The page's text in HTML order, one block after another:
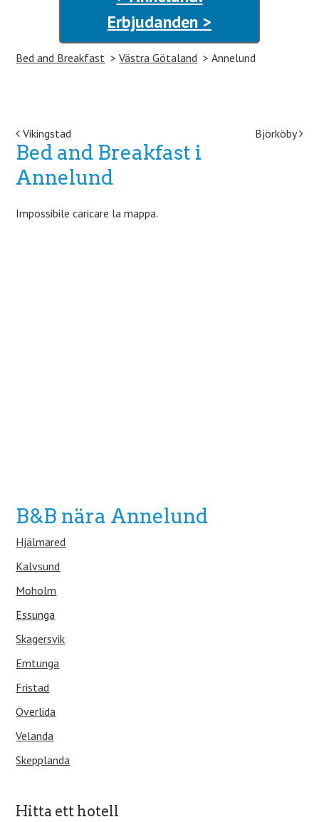
Erbjudanden >
Bed and Breakfast Västra Götaland Annelund
Post navigation
Vikingstad Björköby
Bed and Breakfast i
Annelund
Impossibile caricare la mappa.
B&B nära Annelund
Hjälmared
Kalvsund
Moholm
Essunga
Skagersvik
Emtunga
Fristad
Överlida
Velanda
Skepplanda
Hitta ett hotell